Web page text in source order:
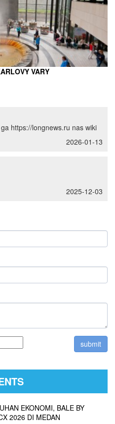
VARY
https://longnews.ru nas wiki
2026-01-13
2025-12-03
EKONOMI, BALE BY
2026 DI MEDAN